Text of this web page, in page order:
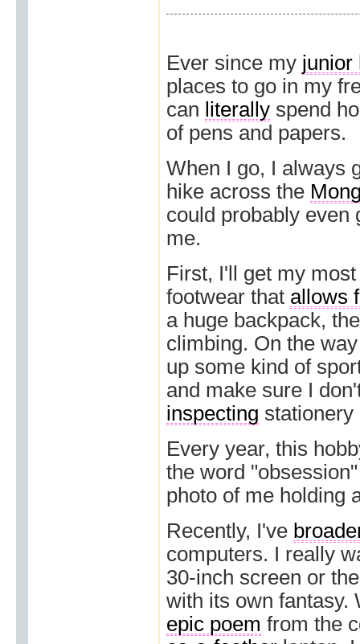
Ever since my junior
places to go in my
can literallyspend
of pens and papers.
When I go, I always
hike across the
could probably even
me.
First, I'll get my
footwear that allows
a huge backpack,
climbing. On the
up some kind of
and make sure I
inspecting
Every year, this
the word
photo of me holding
Recently, I've
computers. I really
30-inch screen or
with its own fantasy.
epic poem from the